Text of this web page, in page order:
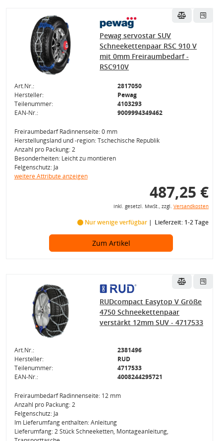
Pewag servostar SUV
Schneekettenpaar RSC 910 V
mit 0mm Freiraumbedarf -
RSC910V
Art.Nr.:
2817050
Hersteller:
Pewag
Teilenummer:
4103293
EAN-Nr.:
9009994349462
Freiraumbedarf Radinnenseite: 0 mm
Herstellungsland und -region: Tschechische Republik
Anzahl pro Packung: 2
Besonderheiten: Leicht zu montieren
Felgenschutz: Ja
weitere Attribute anzeigen
487,25 €
inkl. gesetzl. MwSt., zzgl. Versandkosten
Nur wenige verfügbar Lieferzeit: 1-2 Tage
Zum Artikel
RUDcompact Easytop V Größe
4750 Schneekettenpaar
verstärkt 12mm SUV - 4717533
Art.Nr.:
2381496
Hersteller:
RUD
Teilenummer:
4717533
EAN-Nr.:
4008244295721
Freiraumbedarf Radinnenseite: 12 mm
Anzahl pro Packung: 2
Felgenschutz: Ja
Im Lieferumfang enthalten: Anleitung
Lieferumfang: 2 Stück Schneeketten, Montageanleitung,